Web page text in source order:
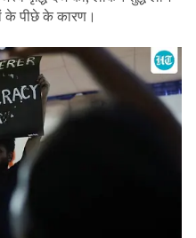
के पीछे के कारण।